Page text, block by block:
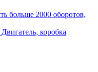
больше 2000 оборотов,
коробка